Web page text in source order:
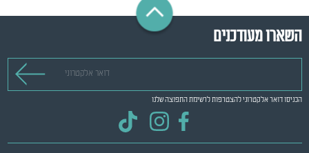
השארו מעודכנים
הכניסו דואר אלקטרוני להצטרפות לרשימת התפוצה שלנו